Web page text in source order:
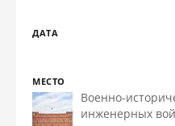
ДАТА
МЕСТО
Военно-
инженерных